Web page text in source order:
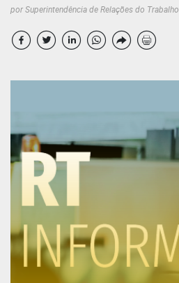
por Superintendência de Relações do Trabalho